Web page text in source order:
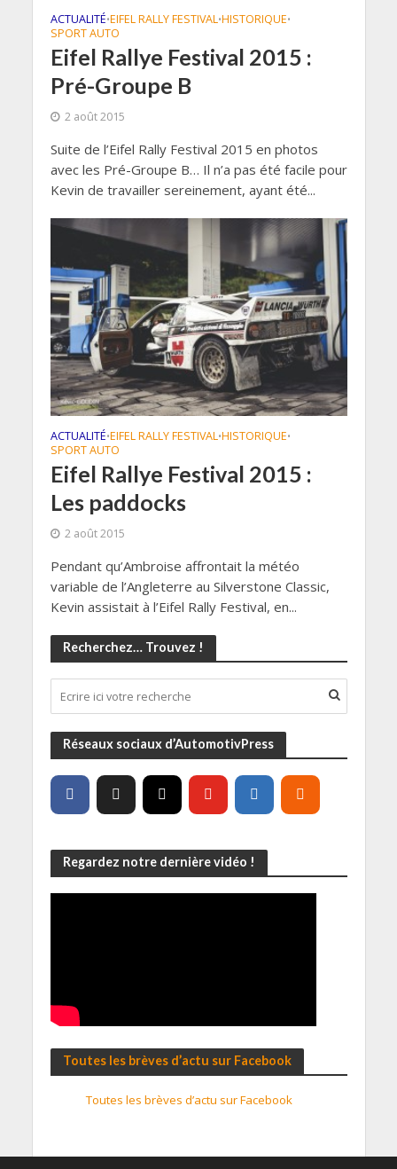
ACTUALITÉ•EIFEL RALLY FESTIVAL•HISTORIQUE•
SPORT AUTO
Eifel Rallye Festival 2015 :
Pré-Groupe B
2 août 2015
Suite de l’Eifel Rally Festival 2015 en photos
avec les Pré-Groupe B… Il n’a pas été facile pour
Kevin de travailler sereinement, ayant été...
ACTUALITÉ•EIFEL RALLY FESTIVAL•HISTORIQUE•
SPORT AUTO
Eifel Rallye Festival 2015 :
Les paddocks
2 août 2015
Pendant qu’Ambroise affrontait la météo
variable de l’Angleterre au Silverstone Classic,
Kevin assistait à l’Eifel Rally Festival, en...
Recherchez… Trouvez !
Réseaux sociaux d’AutomotivPress
Regardez notre dernière vidéo !
Toutes les brèves d’actu sur Facebook
Toutes les brèves d’actu sur Facebook